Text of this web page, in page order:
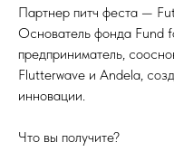
Партнер питч феста —
Основатель фонда Fund
предприниматель,
Flutterwave и Andela,
инновации.
Что вы получите?